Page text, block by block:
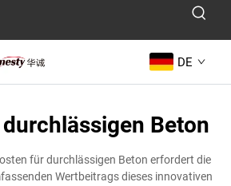
DE
Beton
für durchlässigen Beton erfordert die
Wertbeitrags dieses innovativen